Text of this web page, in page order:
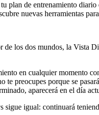
plan de entrenamiento
nuevas herramientas
de los dos mundos, la Vista
en cualquier momento
te preocupes porque se
aparecerá en el día
igual: continuará